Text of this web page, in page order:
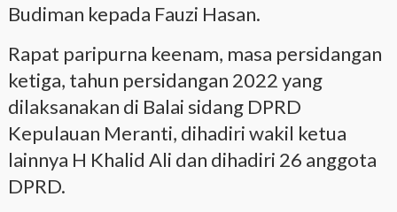
Budiman kepada Fauzi Hasan.
Rapat paripurna keenam, masa persidangan
ketiga, tahun persidangan 2022 yang
dilaksanakan di Balai sidang DPRD
Kepulauan Meranti, dihadiri wakil ketua
lainnya H Khalid Ali dan dihadiri 26 anggota
DPRD.